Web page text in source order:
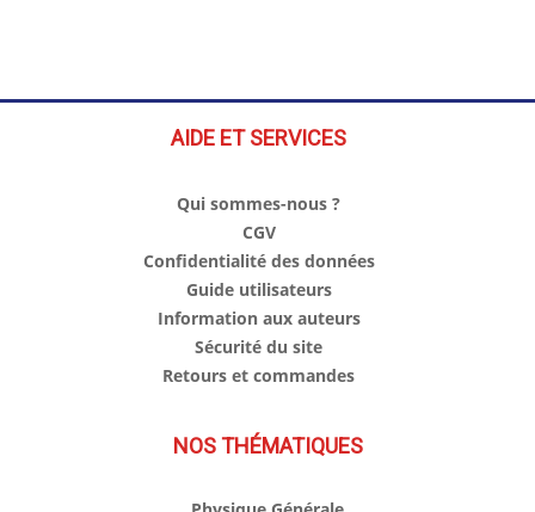
AIDE ET SERVICES
Qui sommes-nous ?
CGV
Confidentialité des données
Guide utilisateurs
Information aux auteurs
Sécurité du site
Retours et commandes
NOS THÉMATIQUES